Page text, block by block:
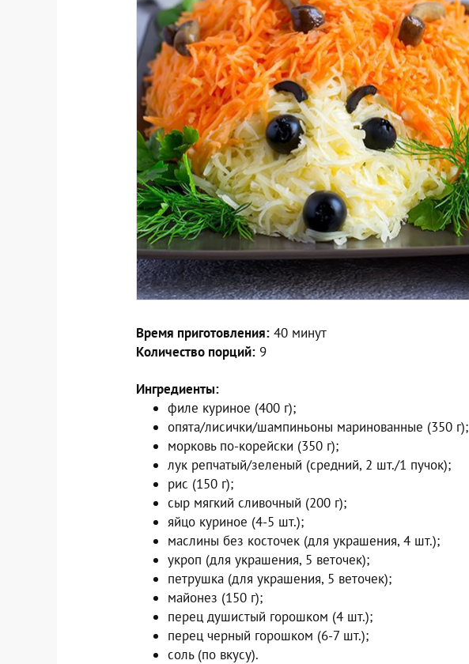
Время приготовления: 40 минут
Количество порций: 9
Ингредиенты:
филе куриное (400 г);
опята/лисички/шампиньоны маринованные (350 г);
морковь по-корейски (350 г);
лук репчатый/зеленый (средний, 2 шт./1 пучок);
рис (150 г);
сыр мягкий сливочный (200 г);
яйцо куриное (4-5 шт.);
маслины без косточек (для украшения, 4 шт.);
укроп (для украшения, 5 веточек);
петрушка (для украшения, 5 веточек);
майонез (150 г);
перец душистый горошком (4 шт.);
перец черный горошком (6-7 шт.);
соль (по вкусу).